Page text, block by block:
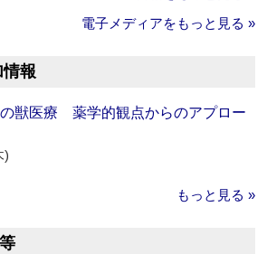
電子メディアをもっと見る »
報
の獣医療 薬学的観点からのアプロー
)
もっと見る »